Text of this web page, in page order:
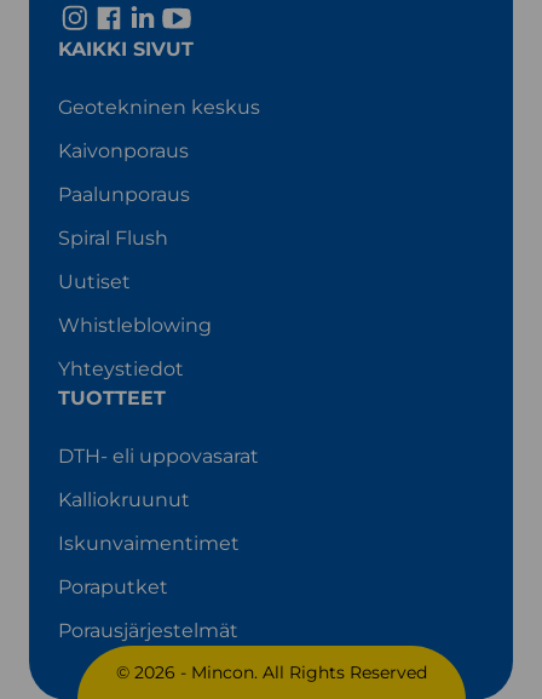
n
t
g
r
m
F
a
e
o
o
L
i
k
d
I
o
T
KAIKKI SIVUT
Geotekninen keskus
Kaivonporaus
Paalunporaus
Spiral Flush
Uutiset
Whistleblowing
Yhteystiedot
TUOTTEET
DTH- eli uppovasarat
Kallio­kruunut
Iskunvaimentimet
Poraputket
Porausjärjestelmät
© 2026 - Mincon. All Rights Reserved